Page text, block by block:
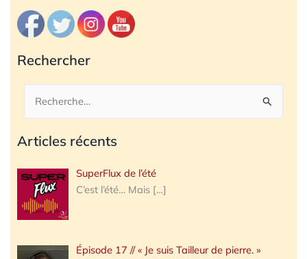
Rechercher
Rechercher :
Articles récents
SuperFlux de l’été
C’est l’été… Mais […]
Épisode 17 // « Je suis Tailleur de pierre. »